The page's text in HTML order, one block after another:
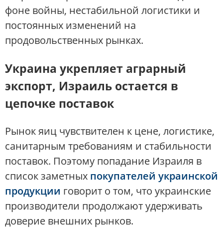
фоне войны, нестабильной логистики и
постоянных изменений на
продовольственных рынках.
Украина укрепляет аграрный
экспорт, Израиль остается в
цепочке поставок
Рынок яиц чувствителен к цене, логистике,
санитарным требованиям и стабильности
поставок. Поэтому попадание Израиля в
список заметных покупателей украинской
продукции говорит о том, что украинские
производители продолжают удерживать
доверие внешних рынков.